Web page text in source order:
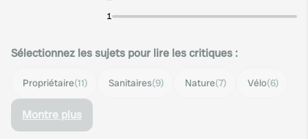
1
Sélectionnez les sujets pour lire les critiques :
Propriétaire(11) Sanitaires(9) Nature(7) Vélo(6)
Montre plus